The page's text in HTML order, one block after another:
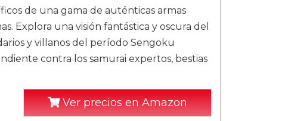
de una gama de auténticas armas
Explora una visión fantástica y oscura del
y villanos del período Sengoku
contra los samurai expertos, bestias
Ver precios en Amazon